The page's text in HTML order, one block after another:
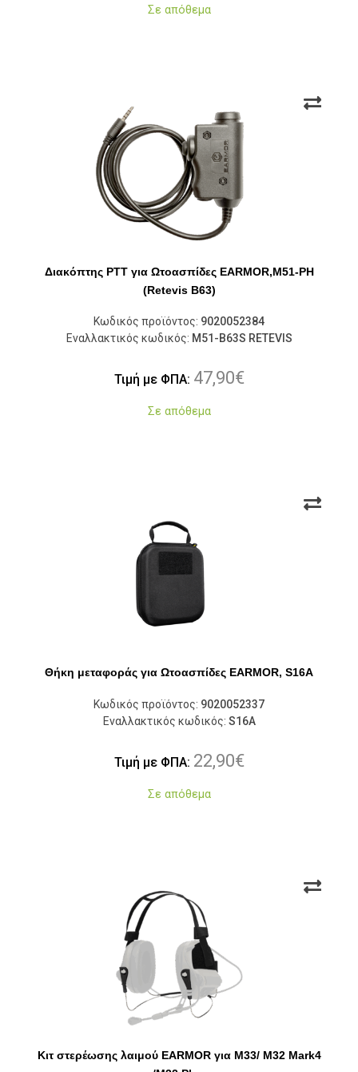
Σε απόθεμα
Διακόπτης PTT για Ωτοασπίδες EARMOR,M51-PH
(Retevis B63)
Κωδικός προϊόντος: 9020052384
Εναλλακτικός κωδικός: M51-B63S RETEVIS
Τιμή με ΦΠΑ: 47,90€
Σε απόθεμα
Θήκη μεταφοράς για Ωτοασπίδες EARMOR, S16A
Κωδικός προϊόντος: 9020052337
Εναλλακτικός κωδικός: S16A
Τιμή με ΦΠΑ: 22,90€
Σε απόθεμα
Κιτ στερέωσης λαιμού EARMOR για M33/ M32 Mark4